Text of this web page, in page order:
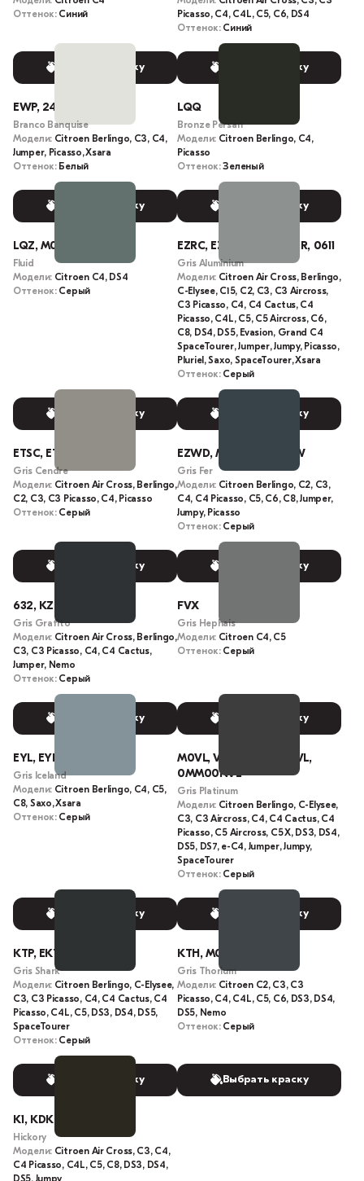
Оттенок: Синий
Выбрать краску
Picasso, C4, C4L, C5, C6, DS4
Оттенок: Синий
Выбрать краску
EWP, 249
Branco Banquise
Модели: Citroen Berlingo, C3, C4,
Jumper, Picasso, Xsara
Оттенок: Белый
Выбрать краску
LQQ
Bronze Persan
Модели: Citroen Berlingo, C4,
Picasso
Оттенок:Зеленый
Выбрать краску
LQZ, M0N5
Fluid
Модели: Citroen C4, DS4
Оттенок: Серый
Выбрать краску
EZRC, EZR, M0ZR, 611, ZR, 0611
Gris Aluminium
Модели: Citroen Air Cross, Berlingo,
C-Elysee, C15, C2, C3, C3 Aircross,
C3 Picasso, C4, C4 Cactus, C4
Picasso, C4L, C5, C5 Aircross, C6,
C8, DS4, DS5, Evasion, Grand C4
SpaceTourer, Jumper, Jumpy, Picasso,
Pluriel, Saxo, SpaceTourer, Xsara
Оттенок: Серый
Выбрать краску
ETSC, ETS
Gris Cendre
Модели: Citroen Air Cross, Berlingo,
C2, C3, C3 Picasso, C4, Picasso
Оттенок: Серый
Выбрать краску
EZWD, M0ZW, 691, EZW
Gris Fer
Модели: Citroen Berlingo, C2, C3,
C4, C4 Picasso, C5, C6, C8, Jumper,
Jumpy, Picasso
Оттенок: Серый
Выбрать краску
632, KZB, M0E9
Gris Grafito
Модели: Citroen Air Cross, Berlingo,
C3, C3 Picasso, C4, C4 Cactus,
Jumper, Nemo
Оттенок: Серый
Выбрать краску
FVX
Gris Hephais
Модели: Citroen C4, C5
Оттенок: Серый
Выбрать краску
EYL, EYLC
Gris Iceland
Модели: Citroen Berlingo, C4, C5,
C8, Saxo, Xsara
Оттенок: Серый
Выбрать краску
M0VL, VL, EVL, G40, NVL,
0MM00NVL
Gris Platinum
Модели: Citroen Berlingo, C-Elysee,
C3, C3 Aircross, C4, C4 Cactus, C4
Picasso, C5 Aircross, C5 X, DS3, DS4,
DS5, DS7, e-C4, Jumper, Jumpy,
SpaceTourer
Оттенок: Серый
Выбрать краску
KTP, EKT, 9P, M09P
Gris Shark
Модели: Citroen Berlingo, C-Elysee,
C3, C3 Picasso, C4, C4 Cactus, C4
Picasso, C4L, C5, DS3, DS4, DS5,
SpaceTourer
Оттенок: Серый
Выбрать краску
KTH, M09H
Gris Thorium
Модели: Citroen C2, C3, C3
Picasso, C4, C4L, C5, C6, DS3, DS4,
DS5, Nemo
Оттенок: Серый
Выбрать краску
K1, KDK, M0KQ, M0K1
Hickory
Модели: Citroen Air Cross, C3, C4,
C4 Picasso, C4L, C5, C8, DS3, DS4,